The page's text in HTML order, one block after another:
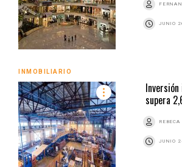
JUNIO
INMOBILIARIO
supera
REBECA
JUNIO